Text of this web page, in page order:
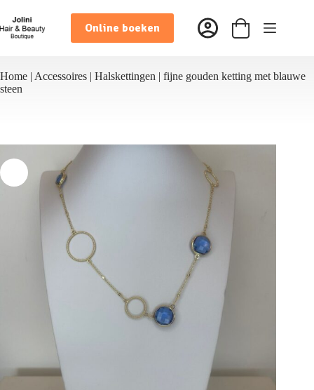
naar
de
inhoud
Online boeken Winkelwagen
Home | Accessoires | Halskettingen | fijne gouden ketting met blauwe
steen